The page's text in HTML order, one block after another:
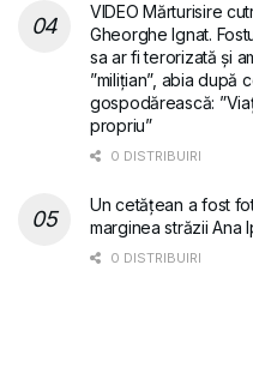
VIDEO Mărturisire
Gheorghe Ignat.
sa ar fi terorizată și
”milițian”, abia după
gospodărească:
propriu”
0 DISTRIBUIRI
Un cetățean a fost
marginea străzii Ana
0 DISTRIBUIRI